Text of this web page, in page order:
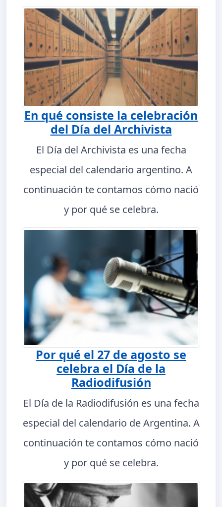
En qué consiste la celebración
del Día del Archivista
El Día del Archivista es una fecha
especial del calendario argentino. A
continuación te contamos cómo nació
y por qué se celebra.
Por qué el 27 de agosto se
celebra el Día de la
Radiodifusión
El Día de la Radiodifusión es una fecha
especial del calendario de Argentina. A
continuación te contamos cómo nació
y por qué se celebra.